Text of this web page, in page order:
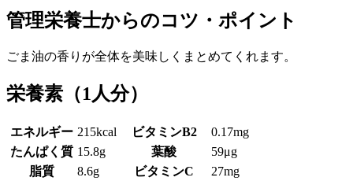
管理栄養士からのコツ・ポイント
ごま油の香りが全体を美味しくまとめてくれます。
栄養素 （1人分）
エネルギー 215kcal ビタミンB2
0.17mg
たんぱく質 15.8g 葉酸
59μg
脂質
8.6g ビタミンC 27mg